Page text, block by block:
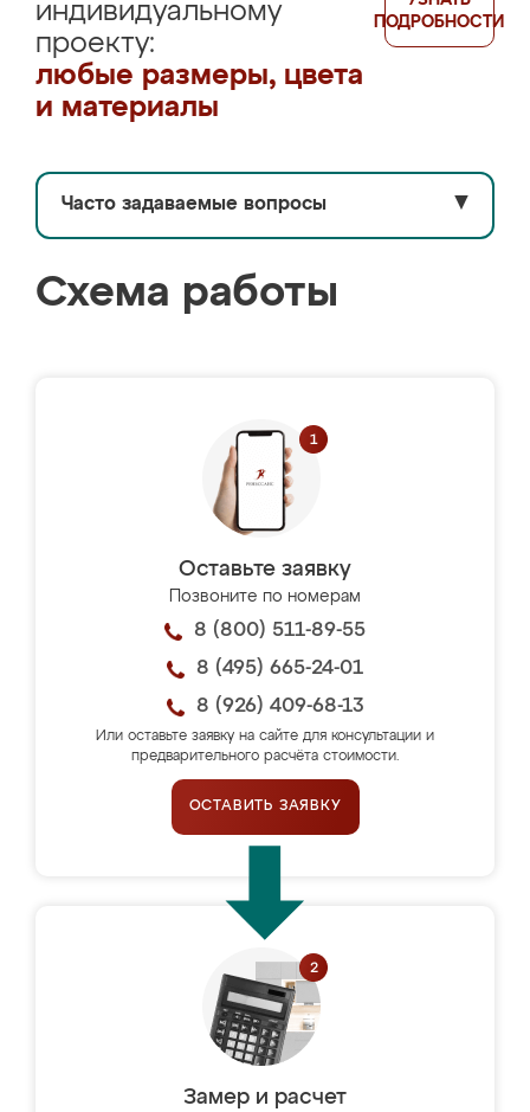
индивидуальному
проекту:
любые размеры, цвета
и материалы
ПОДРОБНОСТИ
Часто задаваемые вопросы ▼
Схема работы
Оставьте заявку
Позвоните по номерам
8 (800) 511-89-55
8 (495) 665-24-01
8 (926) 409-68-13
Или оставьте заявку на сайте для консультации и
предварительного расчёта стоимости.
ОСТАВИТЬ ЗАЯВКУ
Замер и расчет